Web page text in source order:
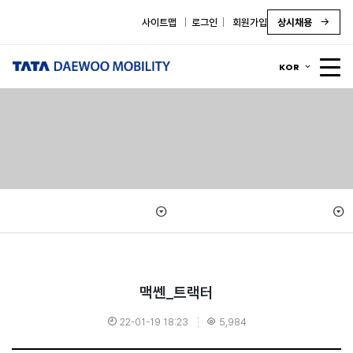
사이트맵 로그인 회원가입 상시채용
KOR
맥쎈_트랙터
22-01-19 18:23 5,984